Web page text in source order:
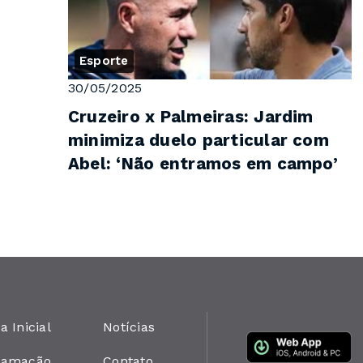
Esporte
30/05/2025
Cruzeiro x Palmeiras: Jardim
minimiza duelo particular com
Abel: ‘Não entramos em campo’
Inicial Notícias